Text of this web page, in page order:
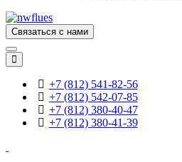
Связаться с нами
+7 (812) 541-82-56
+7 (812) 542-07-85
+7 (812) 380-40-47
+7 (812) 380-41-39